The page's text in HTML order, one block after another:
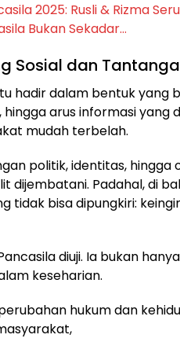
2025: Rusli & Rizma
Bukan Sekadar…
Sosial dan
hadir dalam bentuk yang
arus informasi yang
mudah terbelah.
politik, identitas,
dijembatani. Padahal, di
tidak bisa dipungkiri:
diuji. Ia bukan
keseharian.
hukum dan